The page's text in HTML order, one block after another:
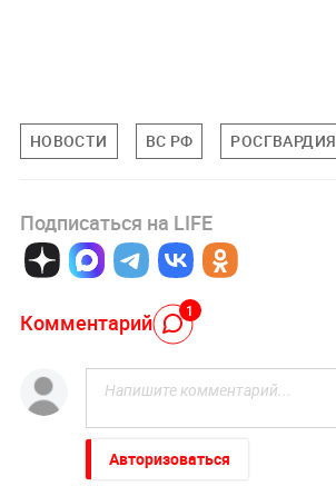
НОВОСТИ ВС РФ РОСГВАРДИЯ
Подписаться на LIFE
Комментарий 1
Авторизоваться